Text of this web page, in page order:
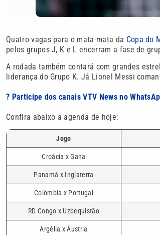
Quatro vagas para o mata-mata da Copa do
pelos grupos J, K e L encerram a fase de
A rodada também contará com grandes
liderança do Grupo K. Já Lionel Messi
? Participe dos canais VTV News no
Confira abaixo a agenda de hoje:
Jogo
Croácia x Gana
Panamá x Inglaterra
Colômbia x Portugal
RD Congo x Uzbequistão
Argélia x Áustria